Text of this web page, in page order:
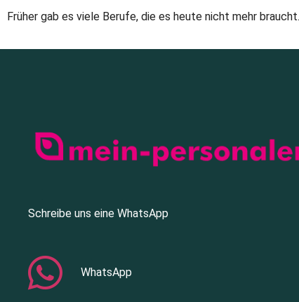
Früher gab es viele Berufe, die es heute nicht mehr
Schreibe uns eine WhatsApp
WhatsApp